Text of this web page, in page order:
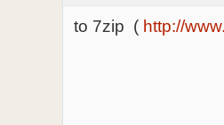
to 7zip ( http://